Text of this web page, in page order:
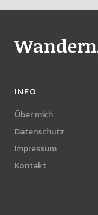
INFO
Über mich
Datenschutz
Impressum
Kontakt